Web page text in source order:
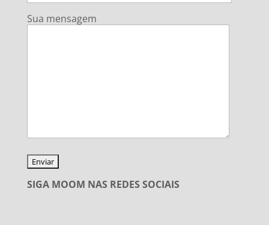
Sua mensagem
SIGA MOOM NAS REDES SOCIAIS